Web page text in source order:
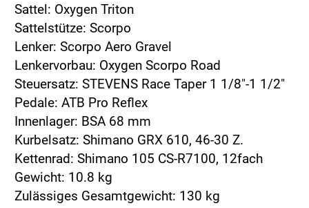
Sattel: Oxygen Triton
Sattelstütze: Scorpo
Lenker: Scorpo Aero Gravel
Lenkervorbau: Oxygen Scorpo Road
Steuersatz: STEVENS Race Taper 1 1/8"-1 1/2"
Pedale: ATB Pro Reflex
Innenlager: BSA 68 mm
Kurbelsatz: Shimano GRX 610, 46-30 Z.
Kettenrad: Shimano 105 CS-R7100, 12fach
Gewicht: 10.8 kg
Zulässiges Gesamtgewicht: 130 kg